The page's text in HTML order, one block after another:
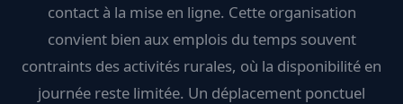
contact à la mise en ligne. Cette organisation
convient bien aux emplois du temps souvent
contraints des activités rurales, où la disponibilité en
journée reste limitée. Un déplacement ponctuel